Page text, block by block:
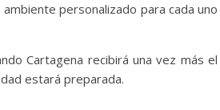
personalizado para cada uno
Cartagena recibirá una vez más el
estará preparada.